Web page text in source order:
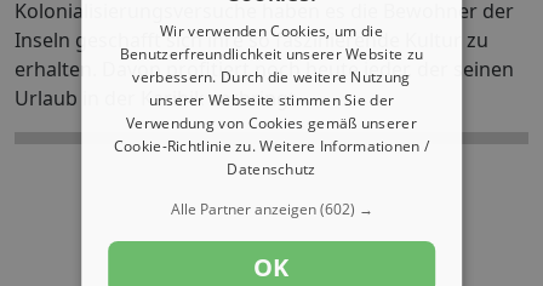
Kolonialisierungsversuche haben es die Bewohner der
Inseln geschafft sich ihre so faszinierende Kultur zu
erhalten. Davon profitiert noch heute jeder, der seinen
Urlaub in der Karibik verbringt.
Wir verwenden Cookies, um die
Benutzerfreundlichkeit unserer Website zu
verbessern. Durch die weitere Nutzung
unserer Webseite stimmen Sie der
Verwendung von Cookies gemäß unserer
Cookie-Richtlinie zu.Weitere Informationen /
Datenschutz
Alle Partner anzeigen(602) →
OK